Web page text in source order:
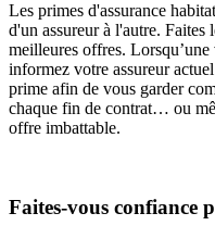
Les primes d'assurance
d'un assureur à l'autre. Faites
meilleures offres.
informez votre assureur
prime afin de vous garder
chaque fin de contrat… ou
offre imbattable.
Faites-vous confiance